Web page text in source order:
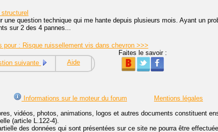
structurel
question technique qui me hante depuis plusieurs mois. Ayant un
sur 2 des 4 pannes...
pour : Risque ruissellement vis dans chevron >>>
suivante Aide
Faites le savoir :
Informations sur le moteur du forum
Mentions légales
vidéos, photos, animations, logos et autres documents constituent
(article L.122-4).
des données qui sont présentées sur ce site ne pourra être